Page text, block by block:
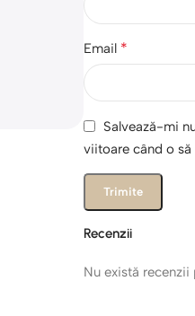
Recenzii
Nu există recenzii
Email *
Salvează-mi
viitoare când o să